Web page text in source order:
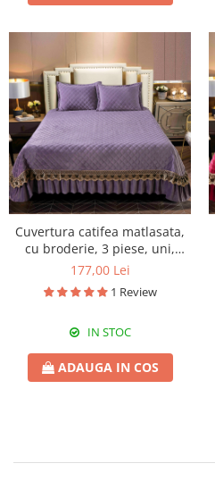
Cuvertura catifea matlasata,
cu broderie, 3 piese, uni,
220X240 cm CC74
177,00 Lei
1 Review
IN STOC
ADAUGA IN COS